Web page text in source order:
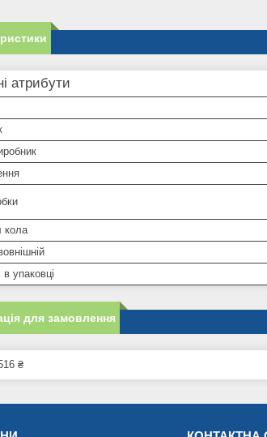
атрибути
кола
в упаковці
для замовлення
₴